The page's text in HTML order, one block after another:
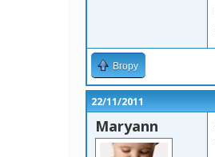
Вгору
22/11/2011
Maryann